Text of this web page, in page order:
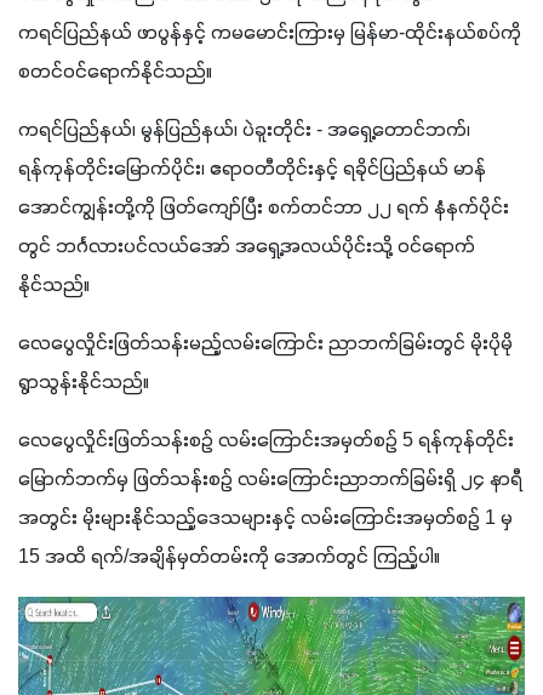
ကရင်ပြည်နယ် ဖာပွန်နှင့် ကမမောင်းကြားမှ မြန်မာ-ထိုင်းနယ်စပ်ကို
စတင်ဝင်ရောက်နိုင်သည်။
ကရင်ပြည်နယ်၊ မွန်ပြည်နယ်၊ ပဲခူးတိုင်း - အရှေ့တောင်ဘက်၊
ရန်ကုန်တိုင်းမြောက်ပိုင်း၊ ဧရာဝတီတိုင်းနှင့် ရခိုင်ပြည်နယ် မာန်
အောင်ကျွန်းတို့ကို ဖြတ်ကျော်ပြီး စက်တင်ဘာ ၂၂ ရက် နံနက်ပိုင်း
တွင် ဘင်္ဂလားပင်လယ်အော် အရှေ့အလယ်ပိုင်းသို့ ဝင်ရောက်
နိုင်သည်။
လေပွေလှိုင်းဖြတ်သန်းမည့်လမ်းကြောင်း ညာဘက်ခြမ်းတွင် မိုးပိုမို
ရွာသွန်းနိုင်သည်။
လေပွေလှိုင်းဖြတ်သန်းစဉ် လမ်းကြောင်းအမှတ်စဉ် 5 ရန်ကုန်တိုင်း
မြောက်ဘက်မှ ဖြတ်သန်းစဉ် လမ်းကြောင်းညာဘက်ခြမ်းရှိ ၂၄ နာရီ
အတွင်း မိုးများနိုင်သည့်ဒေသများနှင့် လမ်းကြောင်းအမှတ်စဉ် 1 မှ
15 အထိ ရက်/အချိန်မှတ်တမ်းကို အောက်တွင် ကြည့်ပါ။